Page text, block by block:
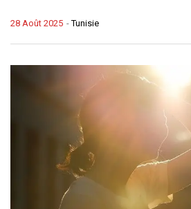
-Tunisie
28 Août 2025